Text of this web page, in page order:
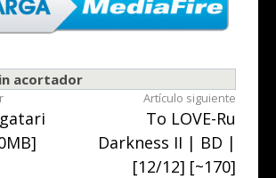
acortador
Artículo siguiente
To LOVE-Ru
Darkness II | BD |
[12/12] [~170]